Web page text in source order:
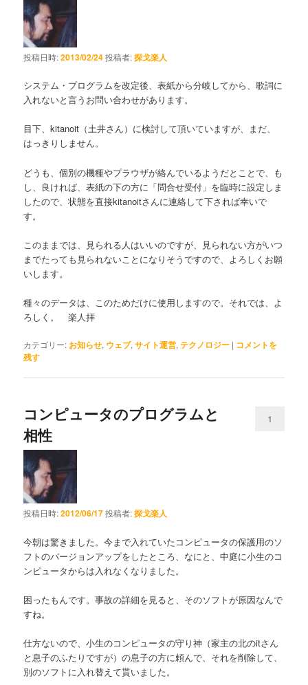
投稿日時:2013/02/24投稿者:探戈楽人
システム・プログラムを改定後、表紙から分岐してから、歌詞に
入れないと言うお問い合わせがあります。
目下、kitanoit（土井さん）に検討して頂いていますが、まだ、
はっきりしません。
どうも、個別の機種やプラウザが絡んでいるようだとことで、も
し、良ければ、表紙の下の方に「問合せ受付」を臨時に設定しま
したので、状態を直接kitanoitさんに連絡して下されば幸いで
す。
このままでは、見られる人はいいのですが、見られない方がいつ
までたっても見られないことになりそうですので、よろしくお願
いします。
種々のデータは、このためだけに使用しますので。それでは、よ
ろしく。 楽人拝
カテゴリー: お知らせ, ウェブ,サイト運営,テクノロジー | コメントを
残す
コンピュータのプログラムと
相性
投稿日時:2012/06/17投稿者:探戈楽人
1
今朝は驚きました。今まで入れていたコンピュータの保護用のソ
フトのバージョンアップをしたところ、なにと、中庭に小生のコ
ンピュータからは入れなくなりました。
困ったもんです。事故の詳細を見ると、そのソフトが原因なんで
すね。
仕方ないので、小生のコンピュータの守り神（家主の北のitさん
と息子のふたりですが）の息子の方に頼んで、それを削除して、
別のソフトに入れ替えて貰いました。